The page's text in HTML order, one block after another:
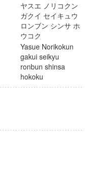
ヤスエ ノリコクン
ガクイ セイキュウ
ロンブン シンサ ホ
ウコク
Yasue Norikokun
gakui seikyu
ronbun shinsa
hokoku